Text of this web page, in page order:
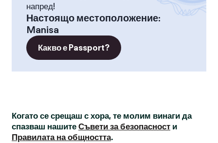
напред!
Настоящо местоположение:
Manisa
Какво е Passport?
Когато се срещаш с хора, те молим винаги да
спазваш нашите Съвети за безопасност и
Правилата на общността.